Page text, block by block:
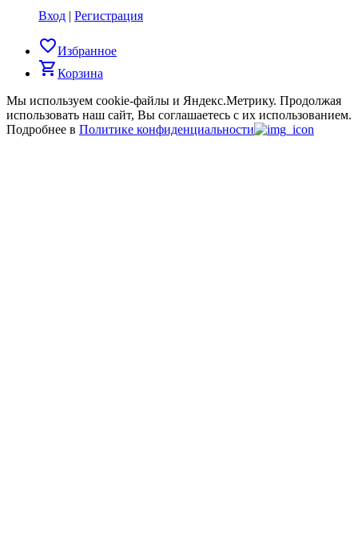
Вход | Регистрация
favorite_borderИзбранное
shopping_cartКорзина
Мы используем cookie-файлы и Яндекс.Метрику. Продолжая
использовать наш сайт, Вы соглашаетесь с их использованием.
Подробнее в Политике конфиденциальности